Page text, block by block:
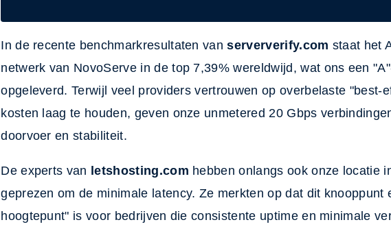
In de recente benchmarkresultaten vanserververify.com staat het
netwerk van NovoServe in de top 7,39% wereldwijd, wat ons een
opgeleverd. Terwijl veel providers vertrouwen op overbelaste "best-
kosten laag te houden, geven onze unmetered 20 Gbps
doorvoer en stabiliteit.
De experts van letshosting.com hebben onlangs ook onze locatie
geprezen om de minimale latency. Ze merkten op dat dit knooppunt
hoogtepunt" is voor bedrijven die consistente uptime en minimale